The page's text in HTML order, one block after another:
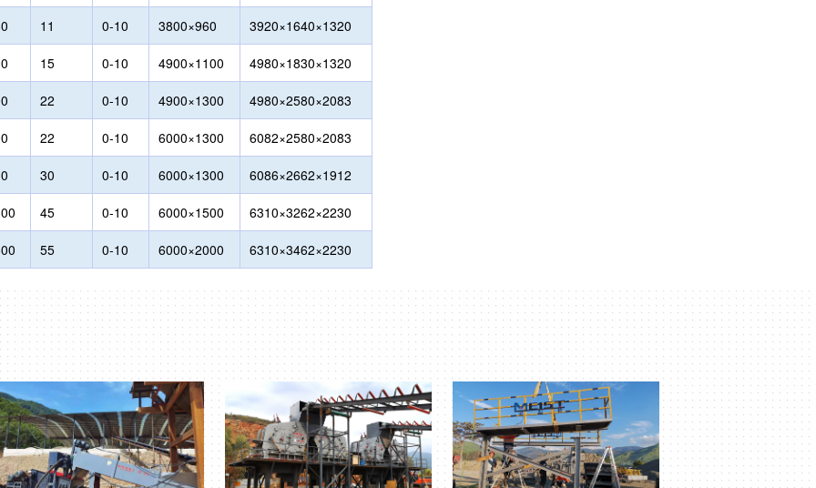
11 0-10 3800×960 3920×1640×1320
15 0-10 4900×1100 4980×1830×1320
22 0-10 4900×1300 4980×2580×2083
22 0-10 6000×1300 6082×2580×2083
30 0-10 6000×1300 6086×2662×1912
45 0-10 6000×1500 6310×3262×2230
55 0-10 6000×2000 6310×3462×2230